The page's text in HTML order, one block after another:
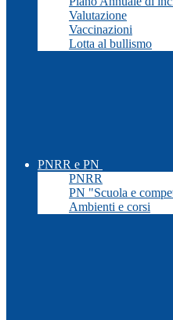
Valutazione
Vaccinazioni
Lotta al bullismo
PNRR e PN
PNRR
PN "Scuola e
Ambienti e corsi